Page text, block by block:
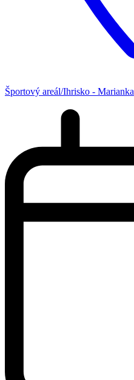
Športový areál/Ihrisko - Marianka